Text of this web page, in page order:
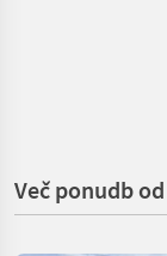
Več ponudb